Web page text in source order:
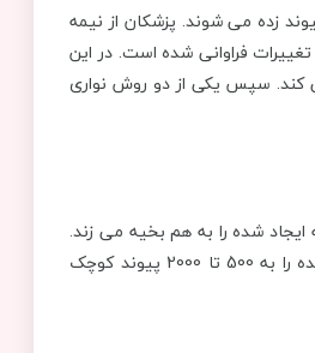
زده می شوند. پزشکان از نیمه
تغییرات فراوانی شده است. در این
کند. سپس یکی از دو روش نواری
سپس دو لبه ایجاد شده را به هم بخیه می زند.
ناحیه زخم به سرعت توسط مو های اطراف آن پوشیده می شود. سپس، تیم جراحی پوست جدا شده را به 500 تا 2000 پیوند کوچک